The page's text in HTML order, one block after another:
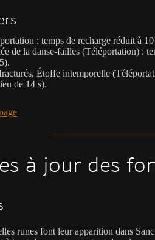
: temps de recharge réduit à
de la danse-failles (Téléportation) :
Étoffe intemporelle
de 14 s).
à jour des
runes font leur apparition dans